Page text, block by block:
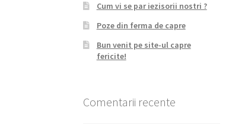
Cum vi se par iezisorii nostri ?
Poze din ferma de capre
Bun venit pe site-ul capre
fericite!
Comentarii recente